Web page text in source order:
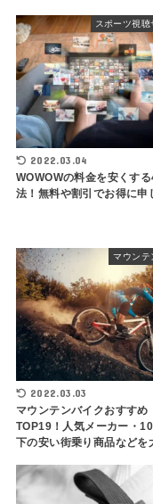
スポーツ視聴
2022.03.04
WOWOWの料金を安くす
法！無料や割引でお得に申
マウンテ
2022.03.03
マウンテンバイクおすすめ
TOP19！人気メーカー・
下の安い街乗り商品などを